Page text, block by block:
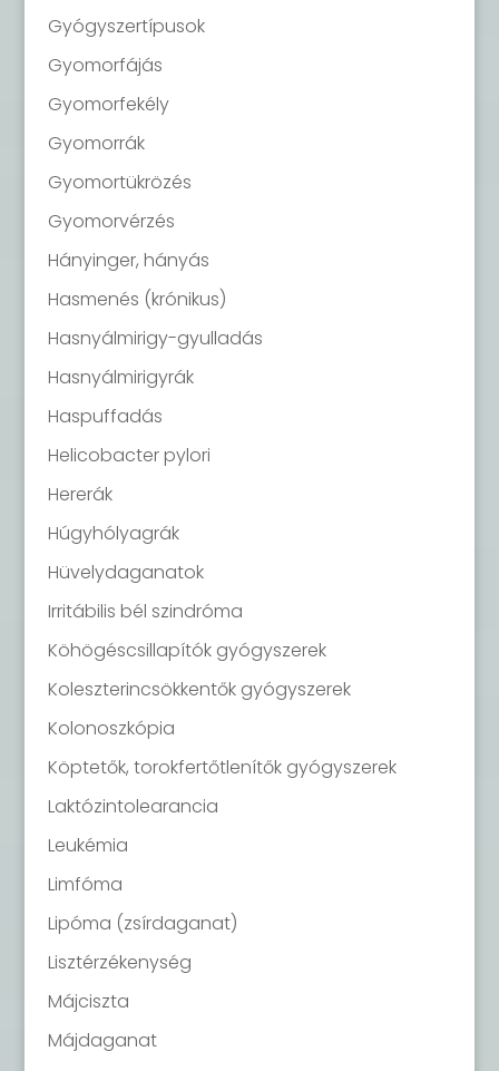
Gyógyszertípusok
Gyomorfájás
Gyomorfekély
Gyomorrák
Gyomortükrözés
Gyomorvérzés
Hányinger, hányás
Hasmenés (krónikus)
Hasnyálmirigy-gyulladás
Hasnyálmirigyrák
Haspuffadás
Helicobacter pylori
Hererák
Húgyhólyagrák
Hüvelydaganatok
Irritábilis bél szindróma
Köhögéscsillapítók gyógyszerek
Koleszterincsökkentők gyógyszerek
Kolonoszkópia
Köptetők, torokfertőtlenítők gyógyszerek
Laktózintolearancia
Leukémia
Limfóma
Lipóma (zsírdaganat)
Lisztérzékenység
Májciszta
Májdaganat